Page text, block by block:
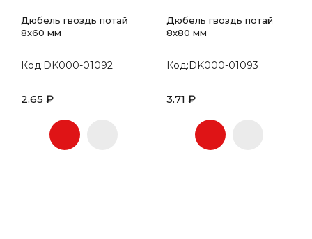
Дюбель гвоздь потай
8х60 мм
Код:DK000-01092
2.65 ₽
Дюбель гвоздь потай
8х80 мм
Код:DK000-01093
3.71 ₽